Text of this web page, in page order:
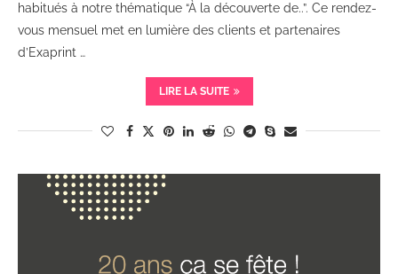
habitués à notre thématique “À la découverte de..”. Ce rendez-
vous mensuel met en lumière des clients et partenaires
d’Exaprint …
LIRE LA SUITE